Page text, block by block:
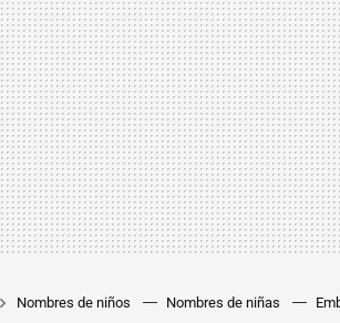
Nombres de niños Nombres de niñas